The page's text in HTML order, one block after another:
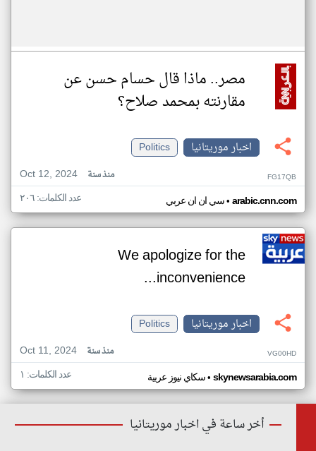
مصر.. ماذا قال حسام حسن عن
مقارنته بمحمد صلاح؟
اخبار موريتانيا
Politics
Oct 12, 2024
منذ سنة FG17QB
سي ان ان عربي• arabic.cnn.com عدد الكلمات: ٢٠٦
We apologize for the
inconvenience...
اخبار موريتانيا
Politics
Oct 11, 2024
منذ سنة VG00HD
سكاي نيوز عربية• skynewsarabia.com عدد الكلمات: ١
أخر ساعة في اخبار موريتانيا